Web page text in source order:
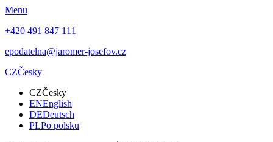
Menu
+420 491 847 111
epodatelna@jaromer-josefov.cz
CZČesky
CZČesky
ENEnglish
DEDeutsch
PLPo polsku